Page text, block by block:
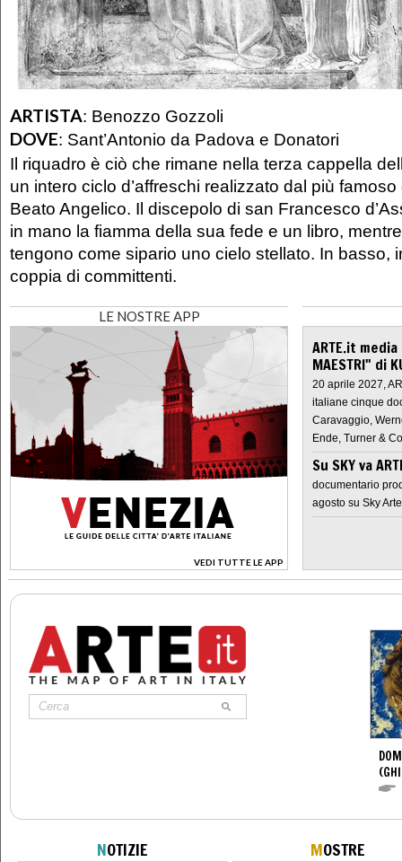
ARTISTA: Benozzo Gozzoli
DOVE: Sant’Antonio da Padova e Donatori
Il riquadro è ciò che rimane nella terza cappella
un intero ciclo d’affreschi realizzato dal più
Beato Angelico. Il discepolo di san Francesco
in mano la fiamma della sua fede e un libro,
tengono come sipario uno cielo stellato. In basso,
coppia di committenti.
LE NOSTRE APP
VEDI TUTTE LE APP
>
ARTE.it
MAESTRI" di
20 aprile 2027,
italiane cinque
Caravaggio,
Ende, Turner &
Su SKY va
documentario
agosto su Sky Arte
NOTIZIE MOSTRE